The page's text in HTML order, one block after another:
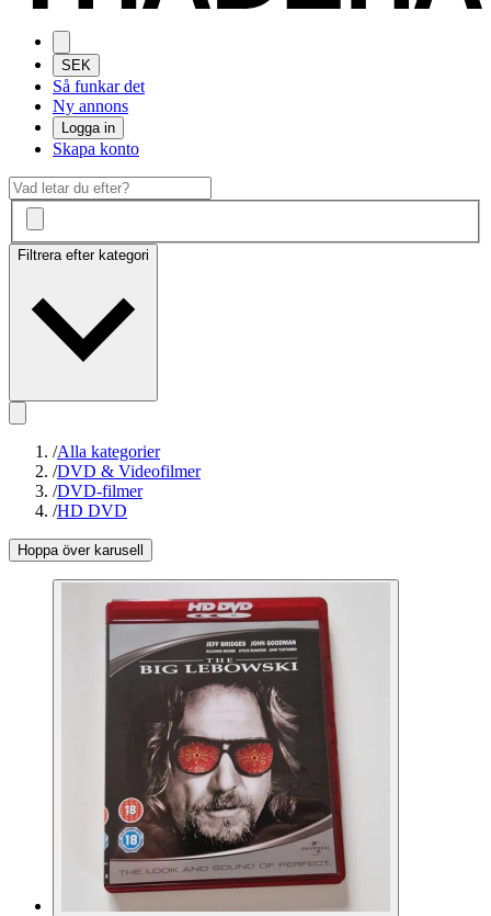
SEK
Så funkar det
Ny annons
Logga in
Skapa konto
Filtrera efter kategori
/Alla kategorier
/DVD & Videofilmer
/DVD-filmer
/HD DVD
Hoppa över karusell